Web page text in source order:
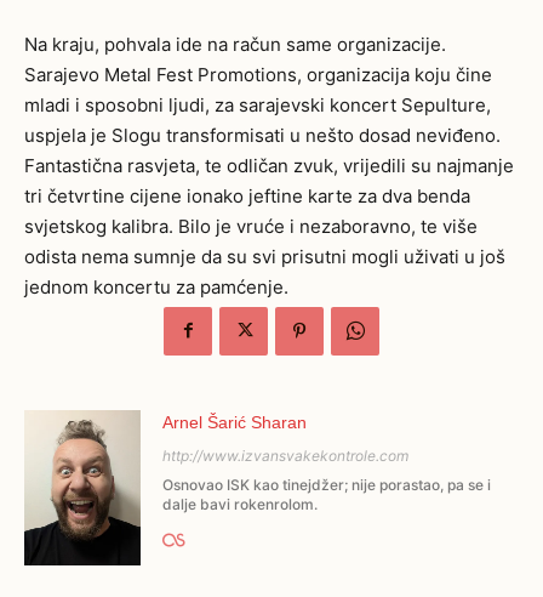
Na kraju, pohvala ide na račun same organizacije.
Sarajevo Metal Fest Promotions, organizacija koju čine
mladi i sposobni ljudi, za sarajevski koncert Sepulture,
uspjela je Slogu transformisati u nešto dosad neviđeno.
Fantastična rasvjeta, te odličan zvuk, vrijedili su najmanje
tri četvrtine cijene ionako jeftine karte za dva benda
svjetskog kalibra. Bilo je vruće i nezaboravno, te više
odista nema sumnje da su svi prisutni mogli uživati u još
jednom koncertu za pamćenje.
Arnel Šarić Sharan
http://www.izvansvakekontrole.com
Osnovao ISK kao tinejdžer; nije porastao, pa se i
dalje bavi rokenrolom.